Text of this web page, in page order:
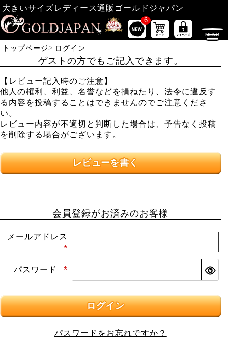
大きいサイズレディース通販ゴールドジャパン
6
トップページ ログイン
ゲストの方でもご記入できます。
【レビュー記入時のご注意】
他人の権利、利益、名誉などを損ねたり、法令に違反す
る内容を投稿することはできませんのでご注意くださ
い。
レビュー内容が不適切と判断した場合は、予告なく投稿
を削除する場合がございます。
レビューを書く
会員登録がお済みのお客様
メールアドレス
須)
パスワード
ログイン
パスワードをお忘れですか？